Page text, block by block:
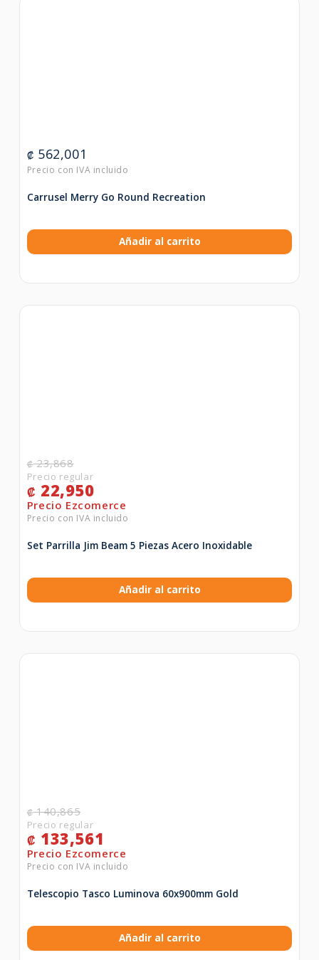
₡ 562,001
Carrusel Merry Go Round Recreation
Añadir al carrito
₡23,868
₡ 22,950
Set Parrilla Jim Beam 5 Piezas Acero Inoxidable
Añadir al carrito
₡140,865
₡ 133,561
Telescopio Tasco Luminova 60x900mm Gold
Añadir al carrito